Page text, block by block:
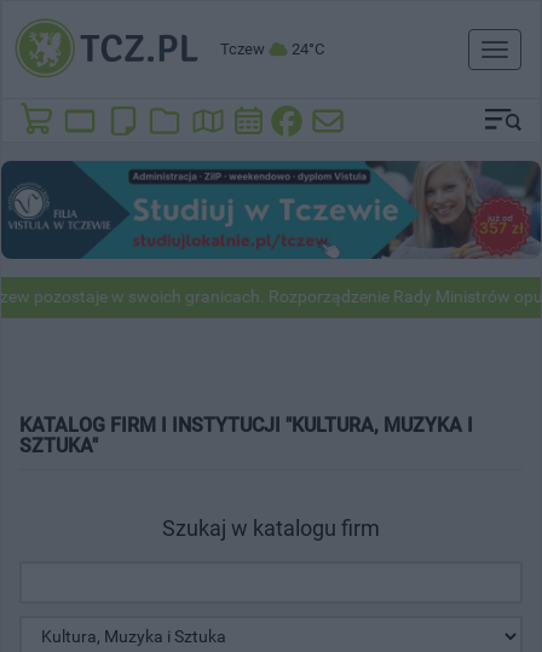
Tczew 24°C
Toggle
pozostaje w swoich granicach. Rozporządzenie Rady Ministrów
KATALOG FIRM I INSTYTUCJI "KULTURA, MUZYKA I
SZTUKA"
Szukaj w katalogu firm